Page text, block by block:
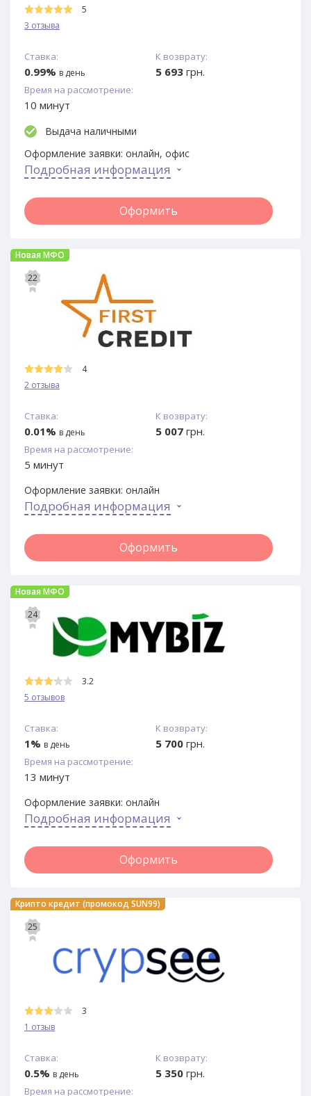
5
3 отзыва
Ставка:
0.99% в день
К возврату:
5 693 грн.
Время на рассмотрение:
10 минут
Выдача наличными
Оформление заявки: онлайн, офис
Подробная информация
Оформить
Новая МФО
22
4
2 отзыва
Ставка:
0.01% в день
К возврату:
5 007 грн.
Время на рассмотрение:
5 минут
Оформление заявки: онлайн
Подробная информация
Оформить
Новая МФО
24
3.2
5 отзывов
Ставка:
1% в день
К возврату:
5 700 грн.
Время на рассмотрение:
13 минут
Оформление заявки: онлайн
Подробная информация
Оформить
Крипто кредит (промокод SUN99)
25
3
1 отзыв
Ставка:
0.5% в день
К возврату:
5 350 грн.
Время на рассмотрение: